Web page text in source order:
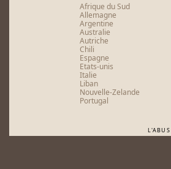
Afrique du Sud
Allemagne
Argentine
Australie
Autriche
Chili
Espagne
Etats-unis
Italie
Liban
Nouvelle-Zelande
Portugal